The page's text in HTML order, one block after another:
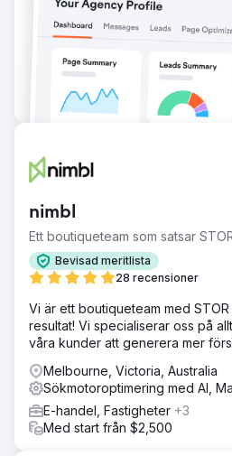
nimbl
Ett boutiqueteam som satsar
Bevisad meritlista
28 recensioner
Vi är ett boutiqueteam med
resultat! Vi specialiserar oss på
våra kunder att generera mer
Melbourne, Victoria, Australia
Sökmotoroptimering med AI,
E-handel, Fastigheter +3
Med start från $2,500